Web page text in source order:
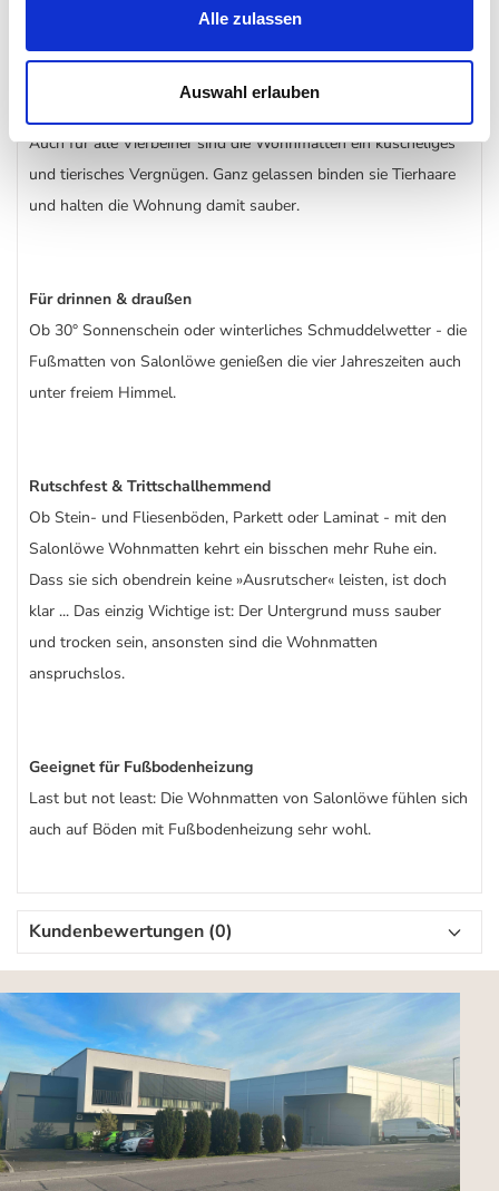
Alle zulassen
Auswahl erlauben
Auch für alle Vierbeiner sind die Wohnmatten ein kuscheliges
und tierisches Vergnügen. Ganz gelassen binden sie Tierhaare
und halten die Wohnung damit sauber.
Für drinnen & draußen
Ob 30° Sonnenschein oder winterliches Schmuddelwetter - die
Fußmatten von Salonlöwe genießen die vier Jahreszeiten auch
unter freiem Himmel.
Rutschfest & Trittschallhemmend
Ob Stein- und Fliesenböden, Parkett oder Laminat - mit den
Salonlöwe Wohnmatten kehrt ein bisschen mehr Ruhe ein.
Dass sie sich obendrein keine »Ausrutscher« leisten, ist doch
klar ... Das einzig Wichtige ist: Der Untergrund muss sauber
und trocken sein, ansonsten sind die Wohnmatten
anspruchslos.
Geeignet für Fußbodenheizung
Last but not least: Die Wohnmatten von Salonlöwe fühlen sich
auch auf Böden mit Fußbodenheizung sehr wohl.
Kundenbewertungen (0)